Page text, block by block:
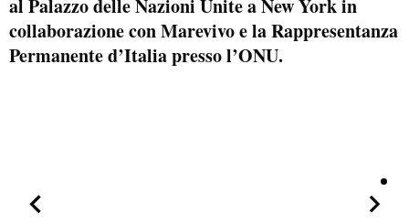
al Palazzo delle Nazioni Unite a New York in
collaborazione con Marevivo e la Rappresentanza
Permanente d’Italia presso l’ONU.